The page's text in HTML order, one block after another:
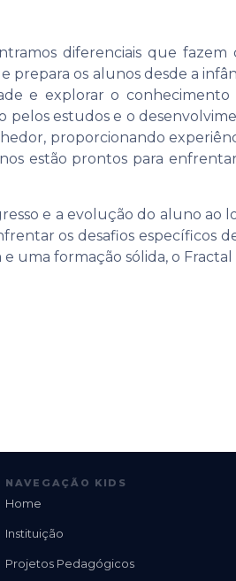
diferenciais que
os alunos desde a
e explorar o
estudos e o
proporcionando
estão prontos para
e a evolução do aluno ao
os desafios específicos
formação sólida, o Fractal
NAVEGAÇÃO KIDS
Home
Instituição
Projetos Pedagógicos